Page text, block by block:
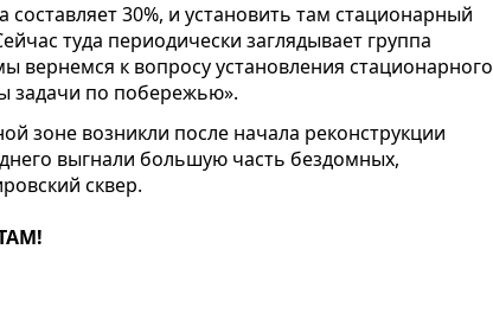
составляет 30%, и установить там стационарный
туда периодически заглядывает группа
вернемся к вопросу установления стационарного
задачи по побережью».
зоне возникли после начала реконструкции
выгнали большую часть бездомных,
сквер.